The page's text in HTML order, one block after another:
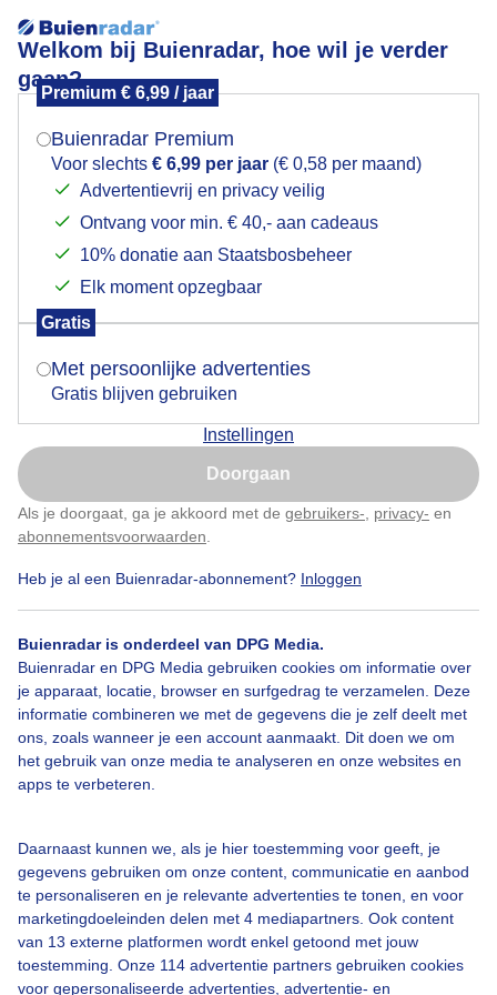
Welkom bij Buienradar, hoe wil je verder
gaan?
Premium € 6,99 / jaar
Buienradar Premium
Voor slechts € 6,99 per jaar (€ 0,58 per maand)
Advertentievrij en privacy veilig
Ontvang voor min. € 40,- aan cadeaus
10% donatie aan Staatsbosbeheer
Elk moment opzegbaar
Gratis
Met persoonlijke advertenties
Gratis blijven gebruiken
Instellingen
Doorgaan
Als je doorgaat, ga je akkoord met de gebruikers- privacy- en
abonnementsvoorwaarden
Heb je al een Buienradar-abonnement? Inloggen
Buienradar is onderdeel van DPG Media.
Buienradar en DPG Media gebruiken cookies om informatie over
je apparaat, locatie, browser en surfgedrag te verzamelen. Deze
informatie combineren we met de gegevens die je zelf deelt met
ons, zoals wanneer je een account aanmaakt. Dit doen we om
het gebruik van onze media te analyseren en onze websites en
apps te verbeteren.
Daarnaast kunnen we, als je hier toestemming voor geeft, je
gegevens gebruiken om onze content, communicatie en aanbod
te personaliseren en je relevante advertenties te tonen, en voor
marketingdoeleinden delen met 4 mediapartners. Ook content
van 13 externe platformen wordt enkel getoond met jouw
toestemming. Onze 114 advertentie partners gebruiken cookies
voor gepersonaliseerde advertenties, advertentie- en
wittebloesem
Een moment geduld aub...
Populaire categorieën
Lente
Zomer
Over Buienradar
Bedrijfsgegevens
Veelgestelde vragen
Contact
Toegankelijkheid
Buienradar Team
Privacy beleid
Cookie beleid
Privacy instellingen
Mogen we je locatie gebruiken voor het
Indien je hier nog geen akkoord op hebt gegeven,
verschijnt er zo een pop-up uit je browser waarin
Is goed, toon de popup
Nu niet, misschien later
Klik hierom dit aan te passen